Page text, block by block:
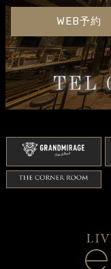
WEB予約
TEL